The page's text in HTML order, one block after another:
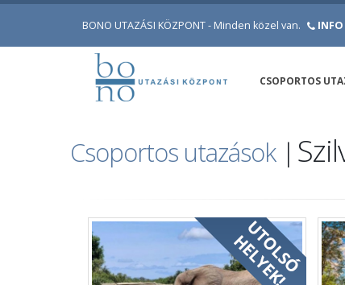
BONO UTAZÁSI KÖZPONT - Minden közel van.
CSOPORTOS
Csoportos utazások|